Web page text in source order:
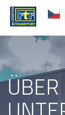
ÜBER